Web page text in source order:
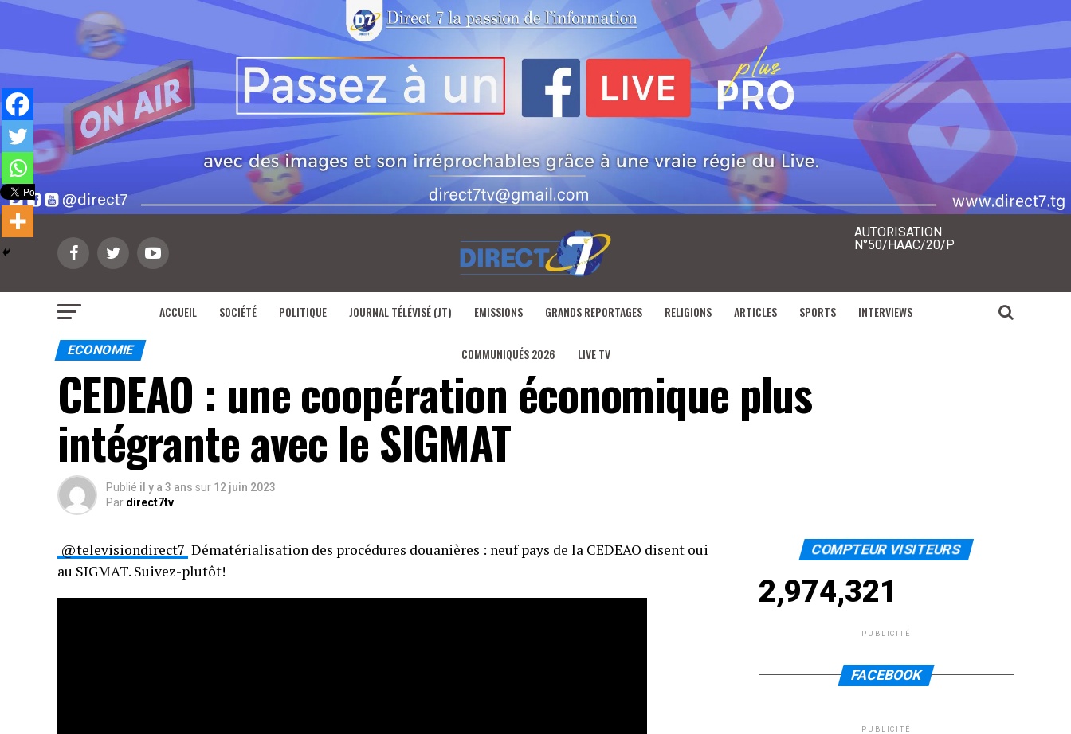
AUTORISATION
N°50/HAAC/20/P
ACCUEIL SOCIÉTÉ POLITIQUE JOURNAL TÉLÉVISÉ (JT) EMISSIONS GRANDS REPORTAGES RELIGIONS ARTICLES SPORTS INTERVIEWS
COMMUNIQUÉS 2026 LIVE TV
ECONOMIE
CEDEAO : une coopération économique plus
intégrante avec le SIGMAT
Publié il y a 3 ans sur 12 juin 2023
Par direct7tv
@televisiondirect7 Dématérialisation des procédures douanières : neuf pays de la CEDEAO disent oui
au SIGMAT. Suivez-plutôt!
COMPTEUR VISITEURS
2,974,321
PUBLICITÉ
FACEBOOK
PUBLICITÉ